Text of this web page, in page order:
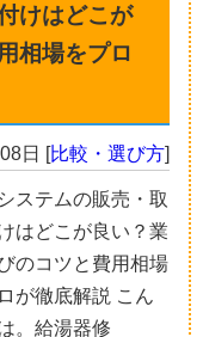
けはどこが
相場をプロ
日 [比較・選び方]
ステムの販売・取
はどこが良い？業
のコツと費用相場
が徹底解説 こん
。給湯器修